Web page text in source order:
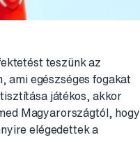
teszünk az
ami egészséges fogakat
játékos, akkor
Magyarországtól, hogy
elégedettek a